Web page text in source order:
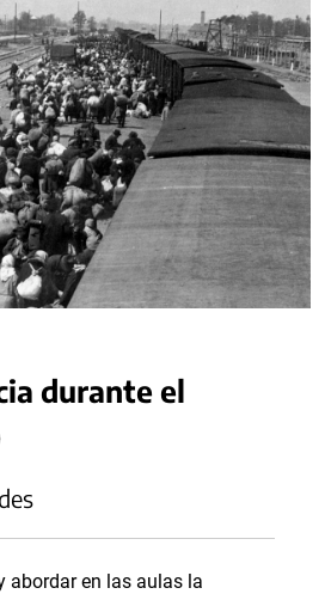
durante el
abordar en las aulas la